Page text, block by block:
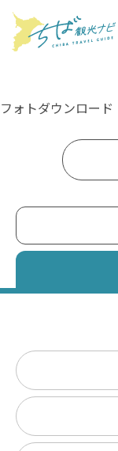
フォトダウンロード